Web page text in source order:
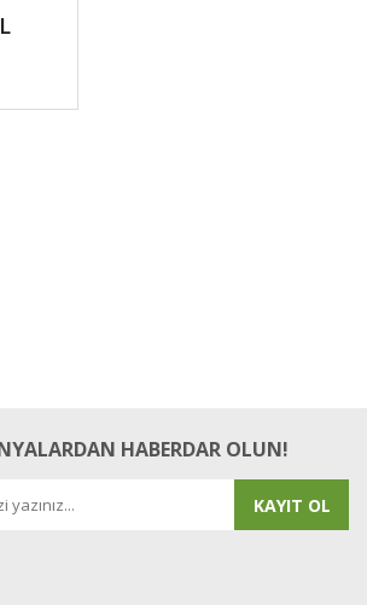
HABERDAR OLUN!
KAYIT OL